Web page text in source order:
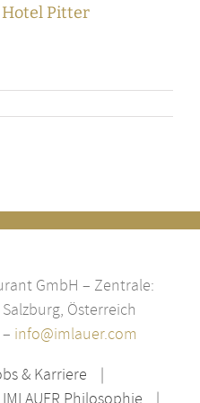
Hotel Pitter
GmbH – Zentrale:
Österreich
– info@imlauer.com
& Karriere
IMLAUER Philosophie